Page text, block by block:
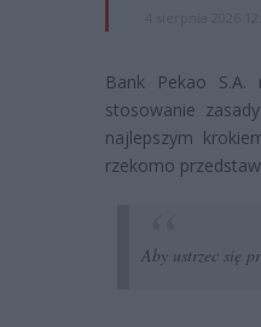
Bank Pekao
stosowanie
najlepszym
rzekomo
Aby ustrzec się